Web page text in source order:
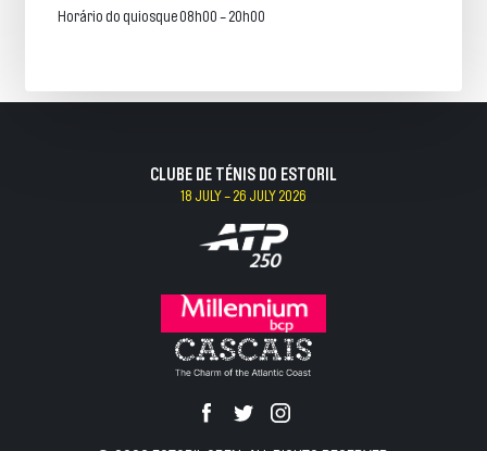
Horário do quiosque 08h00 - 20h00
CLUBE DE TÉNIS DO ESTORIL
18 JULY - 26 JULY 2026